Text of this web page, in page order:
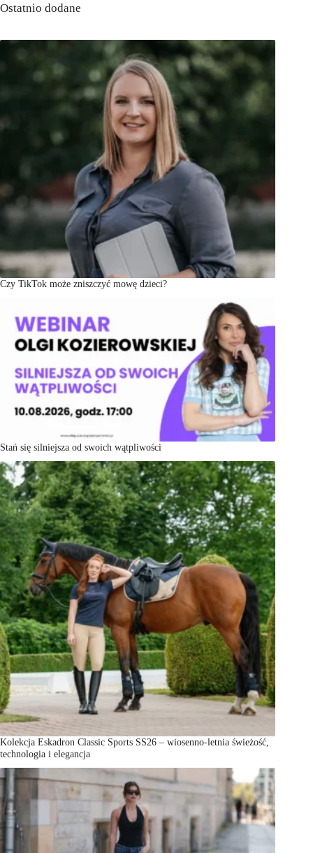
Ostatnio dodane
Czy TikTok może zniszczyć mowę dzieci?
Stań się silniejsza od swoich wątpliwości
Kolekcja Eskadron Classic Sports SS26 – wiosenno-letnia świeżość,
technologia i elegancja